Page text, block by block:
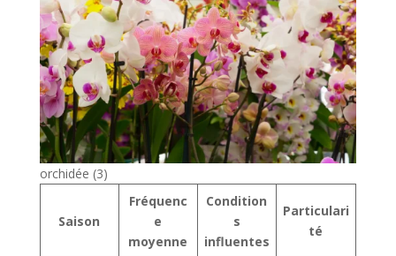
orchidée (3)
Saison
Fréquenc
e
moyenne
Condition
s
influentes
Particulari
té